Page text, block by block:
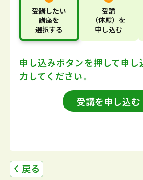
受講したい
講座を
選択する
受講
（体験） を
申し込む
申し込みボタンを押して申し
力してください。
受講を申し込む
戻る